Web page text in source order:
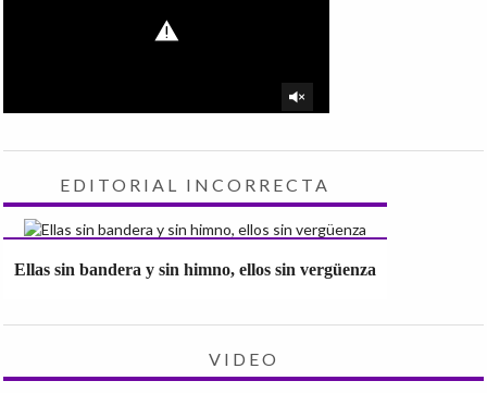
EDITORIAL INCORRECTA
Ellas sin bandera y sin himno, ellos sin vergüenza
VIDEO